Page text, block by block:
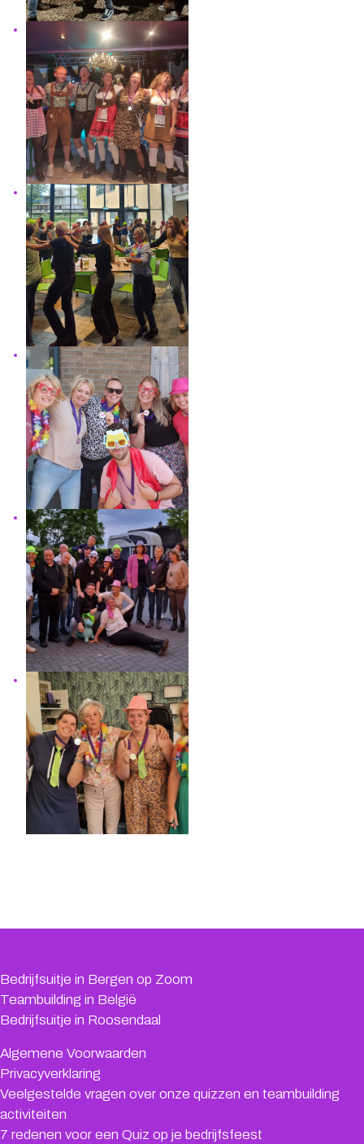
Bedrijfsuitje in Bergen op Zoom
Teambuilding in België
Bedrijfsuitje in Roosendaal
Algemene Voorwaarden
Privacyverklaring
Veelgestelde vragen over onze quizzen en teambuilding
activiteiten
7 redenen voor een Quiz op je bedrijfsfeest